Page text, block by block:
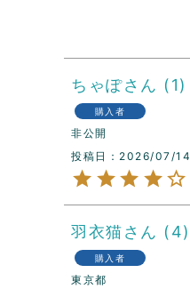
ちゃぽ 1
購入者
非公開
投稿日
2026/07/14
羽衣猫 4
購入者
東京都